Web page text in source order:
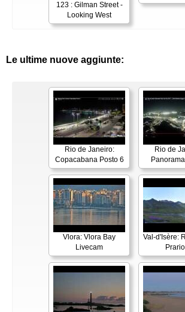
123 : Gilman Street -
Looking West
Le ultime nuove aggiunte:
Rio de Janeiro:
Copacabana Posto 6
Rio de
Vlora: Vlora Bay
Livecam
Val-d'Isère: